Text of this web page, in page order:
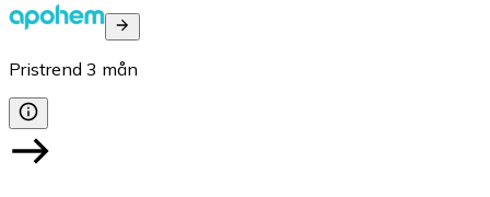
Pristrend 3 mån